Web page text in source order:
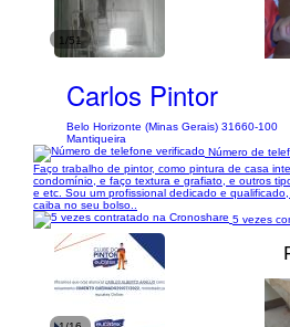
1/51
Carlos Pintor
Belo Horizonte (Minas Gerais) 31660-100
Mantiqueira
Número de
Faço trabalho de pintor, como pintura de casa
condomínio, e faço textura e grafiato, e outros
e etc. Sou um profissional dedicado e
caiba no seu bolso..
5 vezes